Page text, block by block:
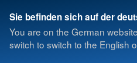
Sie befinden sich auf der
You are on the German
switch to switch to the English